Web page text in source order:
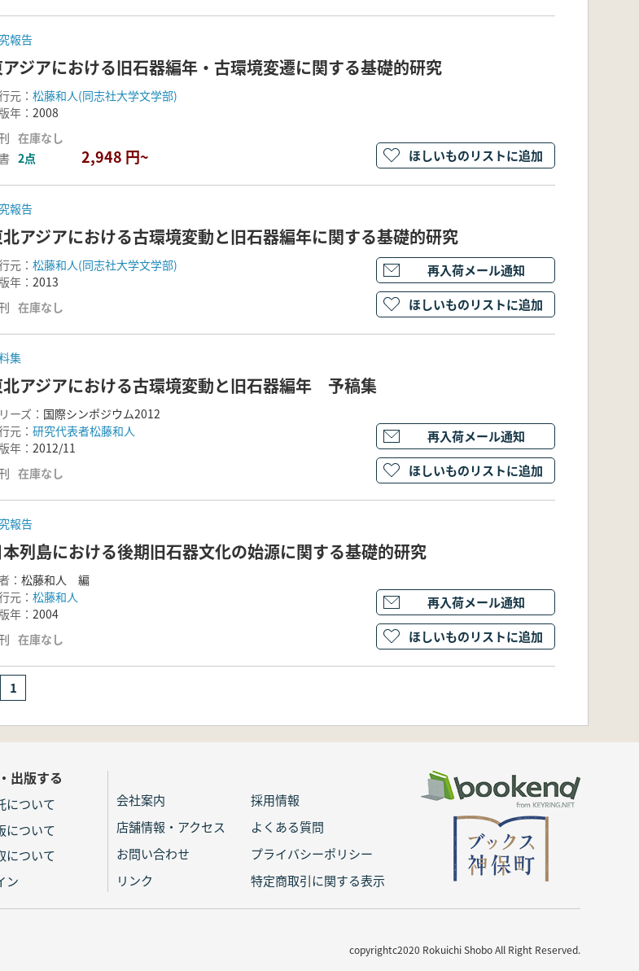
報告
ジアにおける旧石器編年・古環境変遷に関する基礎的研究
元： 松藤和人(同志社大学文学部)
年： 2008
在庫なし
2点 2,948 円~ ほしいものリストに追加
報告
アジアにおける古環境変動と旧石器編年に関する基礎的研究
元： 松藤和人(同志社大学文学部)
年： 2013
在庫なし
再入荷メール通知
ほしいものリストに追加
集
アジアにおける古環境変動と旧石器編年 予稿集
ーズ： 国際シンポジウム2012
元： 研究代表者松藤和人
年： 2012/11
在庫なし
再入荷メール通知
ほしいものリストに追加
報告
本列島における後期旧石器文化の始源に関する基礎的研究
： 松藤和人 編
元： 松藤和人
年： 2004
在庫なし
再入荷メール通知
ほしいものリストに追加
1
出版する
について
について
について
ン
会社案内
採用情報
店舗情報・アクセス
よくある質問
お問い合わせ
プライバシーポリシー
リンク
特定商取引に関する表示
copyrightc2020 Rokuichi Shobo All Right Reserved.